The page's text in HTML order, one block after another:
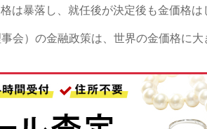
は暴落し、就任後が決定後も金価格は
会）の金融政策は、世界の金価格に大